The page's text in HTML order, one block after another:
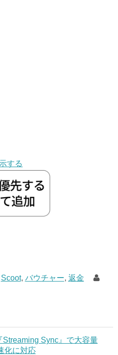
する
Scoot, バウチャー, 返金
Streaming Sync』で大容量
化に対応